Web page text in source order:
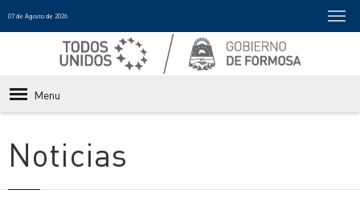
07 de Agosto de 2026
Menu
Noticias